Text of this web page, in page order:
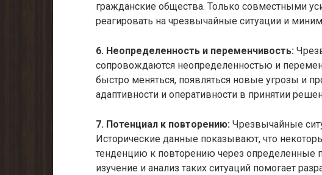
гражданские общества. Только совместными
реагировать на чрезвычайные ситуации и
6. Неопределенность и переменчивость:
сопровождаются неопределенностью и
быстро меняться, появляться новые угрозы и
адаптивности и оперативности в принятии
7. Потенциал к повторению: Чрезвычайные
Исторические данные показывают, что
тенденцию к повторению через определенные
изучение и анализ таких ситуаций помогает